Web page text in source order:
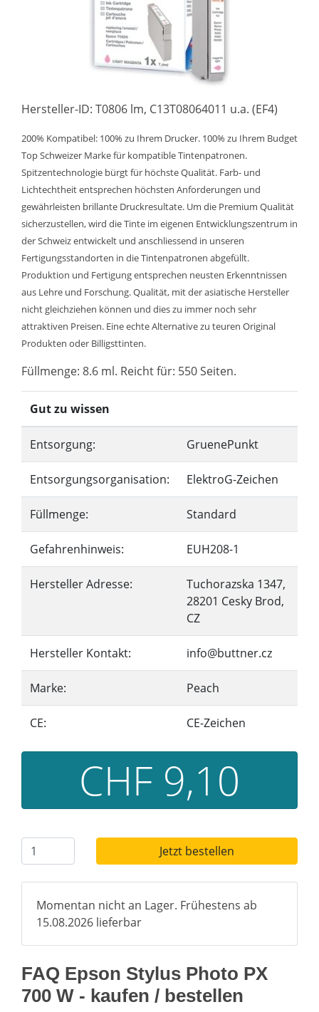
Hersteller-ID: T0806 lm, C13T08064011 u.a. (EF4)
200% Kompatibel: 100% zu Ihrem Drucker. 100% zu Ihrem Budget
Top Schweizer Marke für kompatible Tintenpatronen.
Spitzentechnologie bürgt für höchste Qualität. Farb- und
Lichtechtheit entsprechen höchsten Anforderungen und
gewährleisten brillante Druckresultate. Um die Premium Qualität
sicherzustellen, wird die Tinte im eigenen Entwicklungszentrum in
der Schweiz entwickelt und anschliessend in unseren
Fertigungsstandorten in die Tintenpatronen abgefüllt.
Produktion und Fertigung entsprechen neusten Erkenntnissen
aus Lehre und Forschung. Qualität, mit der asiatische Hersteller
nicht gleichziehen können und dies zu immer noch sehr
attraktiven Preisen. Eine echte Alternative zu teuren Original
Produkten oder Billigsttinten.
Füllmenge: 8.6 ml. Reicht für: 550 Seiten.
Gut zu wissen
Entsorgung: GruenePunkt
Entsorgungsorganisation: ElektroG-Zeichen
Füllmenge: Standard
Gefahrenhinweis: EUH208-1
Hersteller Adresse:
Tuchorazska 1347,
28201 Cesky Brod,
CZ
Hersteller Kontakt: info@buttner.cz
Marke: Peach
CE: CE-Zeichen
CHF 9,10
Jetzt bestellen
Momentan nicht an Lager. Frühestens ab
15.08.2026 lieferbar
FAQ Epson Stylus Photo PX
700 W - kaufen / bestellen